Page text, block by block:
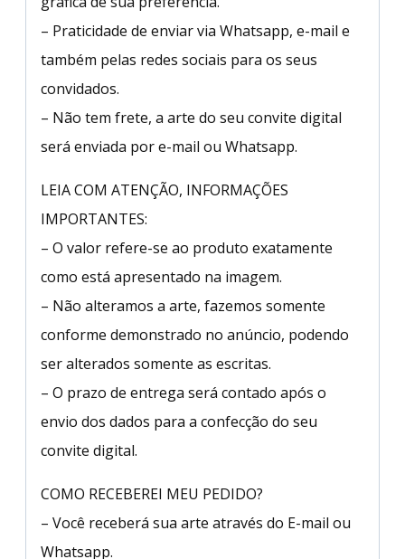
– Praticidade de enviar via Whatsapp, e-mail e
também pelas redes sociais para os seus
convidados.
– Não tem frete, a arte do seu convite digital
será enviada por e-mail ou Whatsapp.
LEIA COM ATENÇÃO, INFORMAÇÕES
IMPORTANTES:
– O valor refere-se ao produto exatamente
como está apresentado na imagem.
– Não alteramos a arte, fazemos somente
conforme demonstrado no anúncio, podendo
ser alterados somente as escritas.
– O prazo de entrega será contado após o
envio dos dados para a confecção do seu
convite digital.
COMO RECEBEREI MEU PEDIDO?
– Você receberá sua arte através do E-mail ou
Whatsapp.